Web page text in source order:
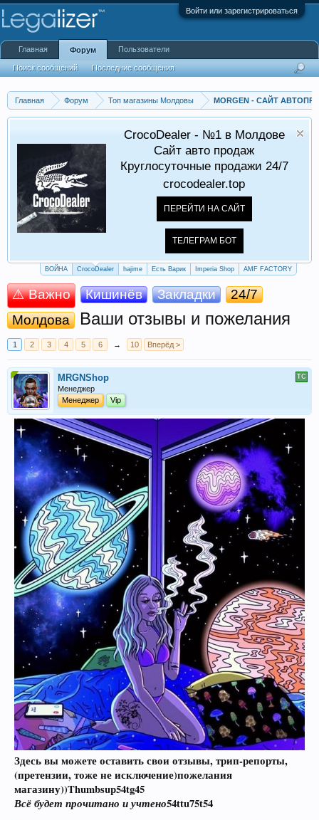
Войти или зарегистрироваться
Главная Форум Топ магазины Молдовы MORGEN - САЙТ
CrocoDealer - №1 в Молдове
Сайт авто продаж
Круглосуточные продажи 24/7
crocodealer.top
ПЕРЕЙТИ НА САЙТ
ТЕЛЕГРАМ БОТ
ВОЙНА CrocoDealer hajime Есть Варик Imperia Shop AMF FACTORY
⚠️ Важно Кишинёв Закладки
24/7
Молдова
Ваши отзывы и пожелания
1 2 3 4 5 6 → 10 Вперёд >
MRGNShop
Менеджер
Менеджер
Vip
Здесь вы можете оставить свои отзывы, трип-репорты,
(претензии, тоже не исключение)пожелания
магазину))Thumbsup54tg45
Всё будет прочитано и учтено54ttu75t54
Главная Форум
Поиск сообщений Последние сообщения
Пользователи